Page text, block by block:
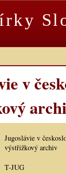
v
Jugoslávie v
výstřižkový archiv
T-JUG